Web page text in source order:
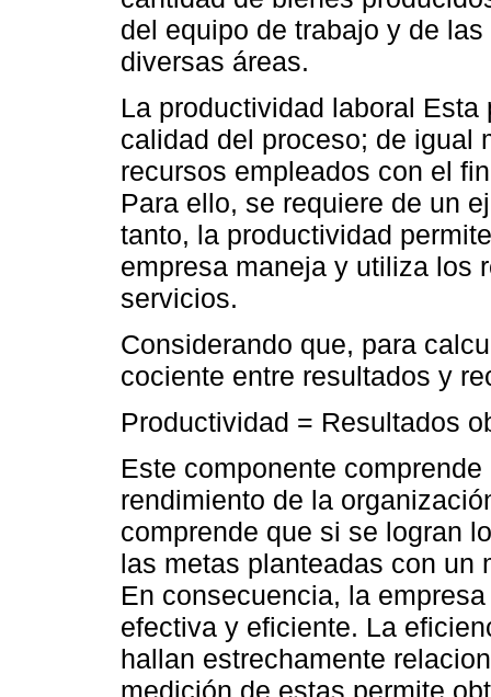
del equipo de trabajo y de
diversas áreas.
La productividad laboral
calidad del proceso; de igual
recursos empleados con el
Para ello, se requiere de un
tanto, la productividad
empresa maneja y utiliza los
servicios.
Considerando que, para
cociente entre resultados y
Productividad = Resultados
Este componente
rendimiento de la
comprende que si se logran
las metas planteadas con un
En consecuencia, la
efectiva y eficiente. La
hallan estrechamente
medición de estas permite